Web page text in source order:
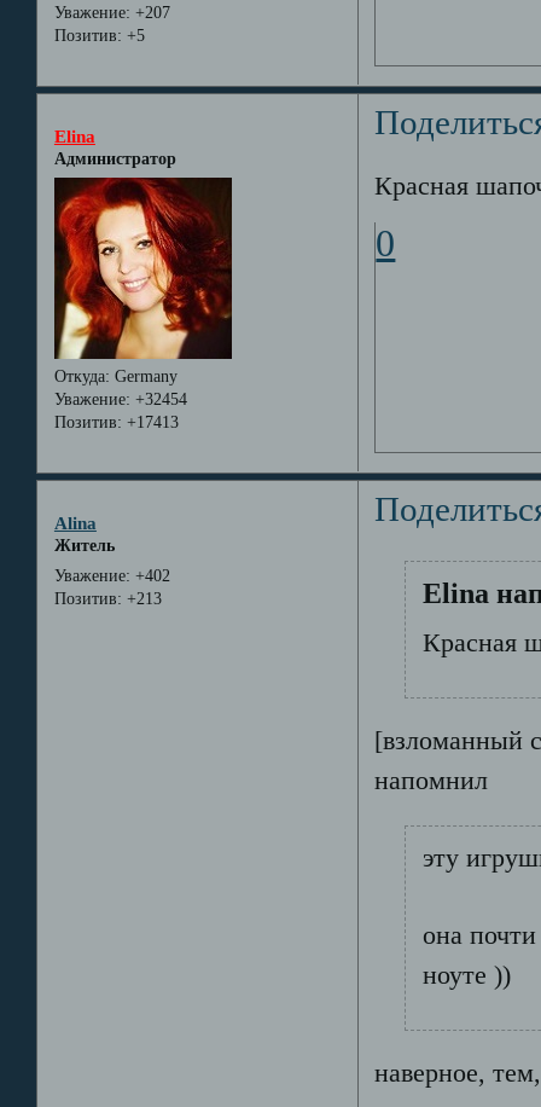
Уважение: +207
Позитив: +5
Elina
Администратор
Откуда: Germany
Уважение: +32454
Позитив: +17413
Красная
0
Alina
Житель
Уважение: +402
Позитив: +213 Elina
Красная
[взломанный
напомнил
эту
она
ноуте ))
наверное,